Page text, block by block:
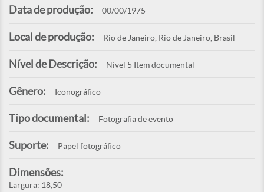
Data de produção: 00/00/1975
Local de produção: Rio de Janeiro, Rio de Janeiro, Brasil
Nível de Descrição: Nível 5 Item documental
Gênero: Iconográfico
Tipo documental: Fotografia de evento
Suporte: Papel fotográfico
Dimensões:
Largura: 18,50